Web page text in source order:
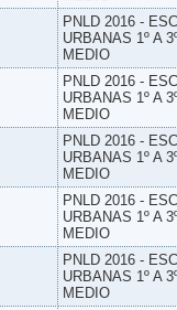
PNLD 2016 -
URBANAS 1º A
MEDIO
PNLD 2016 -
URBANAS 1º A
MEDIO
PNLD 2016 -
URBANAS 1º A
MEDIO
PNLD 2016 -
URBANAS 1º A
MEDIO
PNLD 2016 -
URBANAS 1º A
MEDIO